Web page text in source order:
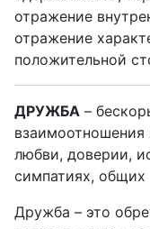
отражение
отражение
положительной
ДРУЖБА –
любви, доверии,
симпатиях, общих
Дружба – это